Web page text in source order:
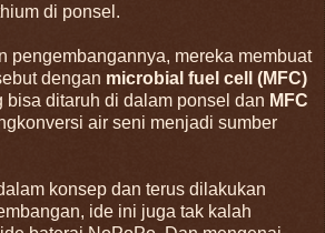
di ponsel.
pengembangannya, mereka membuat
dengan microbial fuel cell (MFC)
bisa ditaruh di dalam ponsel dan MFC
air seni menjadi sumber
konsep dan terus dilakukan
ide ini juga tak kalah